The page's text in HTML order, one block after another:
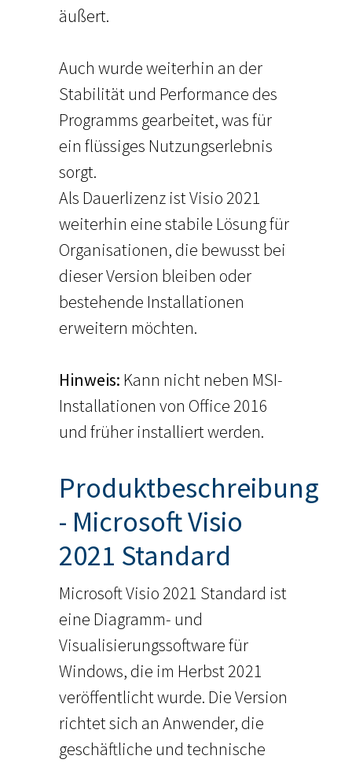
äußert.
Auch wurde weiterhin an der
Stabilität und Performance des
Programms gearbeitet, was für
ein flüssiges Nutzungserlebnis
sorgt.
Als Dauerlizenz ist Visio 2021
weiterhin eine stabile Lösung für
Organisationen, die bewusst bei
dieser Version bleiben oder
bestehende Installationen
erweitern möchten.
Hinweis: Kann nicht neben MSI-
Installationen von Office 2016
und früher installiert werden.
Produktbeschreibung
- Microsoft Visio
2021 Standard
Microsoft Visio 2021 Standard ist
eine Diagramm- und
Visualisierungssoftware für
Windows, die im Herbst 2021
veröffentlicht wurde. Die Version
richtet sich an Anwender, die
geschäftliche und technische